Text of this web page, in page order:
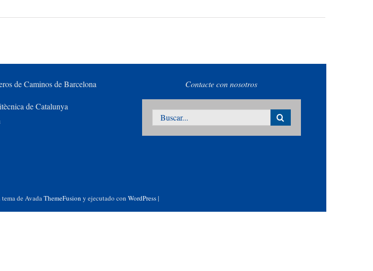
de Caminos de Barcelona
de Catalunya
Contacte con nosotros
Buscar:
de AvadaThemeFusion y ejecutado con WordPress|